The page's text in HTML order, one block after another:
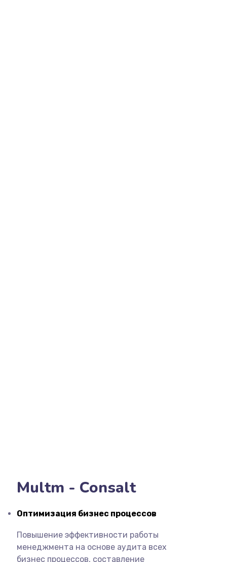
Multm - Consalt
Оптимизация бизнес процессов
Повышение эффективности работы
менеджмента на основе аудита всех
бизнес процессов, составление